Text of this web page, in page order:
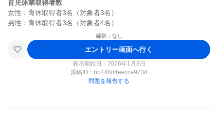
育児休業取得者数
女性：育休取得者3名（対象者3名）
締切：なし
エントリー画面へ行く
表示開始日：2026年1月8日
原稿ID： bb448d4eecce973d
問題を報告する